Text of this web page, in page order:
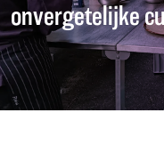
onvergetelijke